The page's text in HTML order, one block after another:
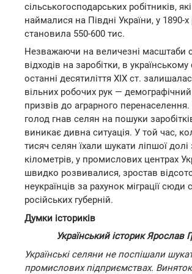
сільськогосподарських робітників,
наймалися на Півдні України, у 1890-х
становила 550-600 тис.
Незважаючи на величезні масштаби
відходів на заробітки, в українському
останні десятиліття XIX ст.
вільних робочих рук —
призвів до аграрного
голод гнав селян на пошуки
виникає дивна ситуація. У той час,
тисяч селян їхали шукати ліпшої долі
кілометрів, у промислових центрах
швидко розвивалися, зростав
неукраїнців за рахунок міграції сюди
російських губерній.
Думки істориків
Український історик Ярослав
Українські селяни не поспішали
промислових підприємствах.